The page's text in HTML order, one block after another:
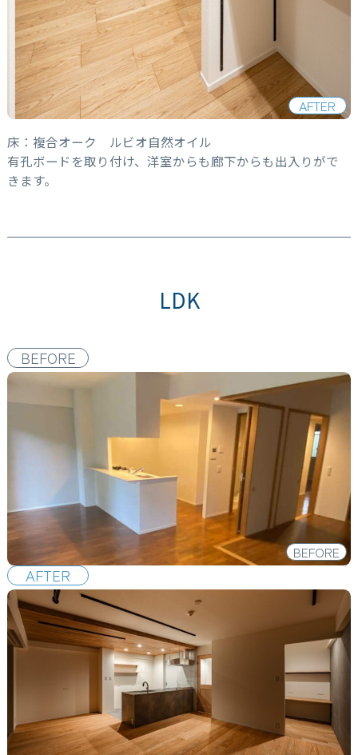
AFTER
床：複合オーク ルビオ自然オイル
有孔ボードを取り付け、洋室からも廊下からも出入りがで
きます。
LDK
BEFORE
BEFORE
AFTER